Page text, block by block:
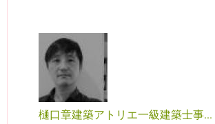
樋口章建築アトリエ一級建築士事...